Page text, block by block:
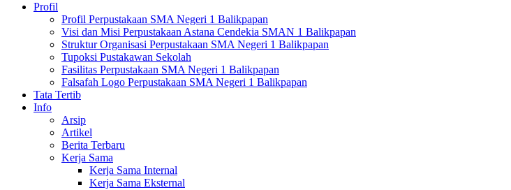
Profil
Profil Perpustakaan SMA Negeri 1 Balikpapan
Visi dan Misi Perpustakaan Astana Cendekia SMAN 1 Balikpapan
Struktur Organisasi Perpustakaan SMA Negeri 1 Balikpapan
Tupoksi Pustakawan Sekolah
Fasilitas Perpustakaan SMA Negeri 1 Balikpapan
Falsafah Logo Perpustakaan SMA Negeri 1 Balikpapan
Tata Tertib
Info
Arsip
Artikel
Berita Terbaru
Kerja Sama
Kerja Sama Internal
Kerja Sama Eksternal